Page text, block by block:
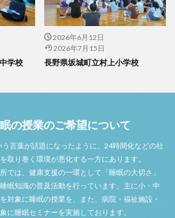
学校
2026年6月12日
2026年7月15日
長野県坂城町立村上小学校
の授業のご希望について
言葉が話題になったように、24時間化などの社
取り巻く環境が悪化する一方にあります。
では、健康支援の一環として「睡眠の大切さ」
眠知識の普及活動を行っています。主に小・中
対象に睡眠の授業を、また、病院・福祉施設・
に睡眠セミナーを実施しております。